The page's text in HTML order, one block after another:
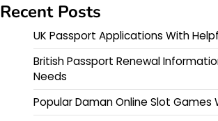
Recent Posts
UK Passport Applications With
British Passport Renewal
Needs
Popular Daman Online Slot Games